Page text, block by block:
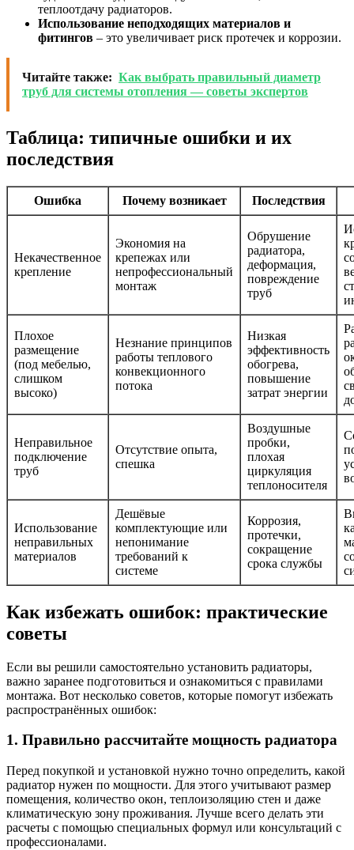
теплоотдачу радиаторов.
Использование неподходящих материалов и
фитингов – это увеличивает риск протечек и коррозии.
Читайте также: Как выбрать правильный диаметр
труб для системы отопления — советы экспертов
Таблица: типичные ошибки и их
последствия
Ошибка Почему возникает Последствия
Некачественное
крепление
Экономия на
крепежах или
непрофессиональный
монтаж
Обрушение
радиатора,
деформация,
повреждение
труб
Плохое
размещение
(под мебелью,
слишком
высоко)
Незнание принципов
работы теплового
конвекционного
потока
Низкая
эффективность
обогрева,
повышение
затрат энергии
Неправильное
подключение
труб
Отсутствие опыта,
спешка
Воздушные
пробки,
плохая
циркуляция
теплоносителя
Использование
неправильных
материалов
Дешёвые
комплектующие или
непонимание
требований к
системе
Коррозия,
протечки,
сокращение
срока службы
Как избежать ошибок: практические
советы
Если вы решили самостоятельно установить радиаторы,
важно заранее подготовиться и ознакомиться с правилами
монтажа. Вот несколько советов, которые помогут избежать
распространённых ошибок:
1. Правильно рассчитайте мощность радиатора
Перед покупкой и установкой нужно точно определить, какой
радиатор нужен по мощности. Для этого учитывают размер
помещения, количество окон, теплоизоляцию стен и даже
климатическую зону проживания. Лучше всего делать эти
расчеты с помощью специальных формул или консультаций с
профессионалами.